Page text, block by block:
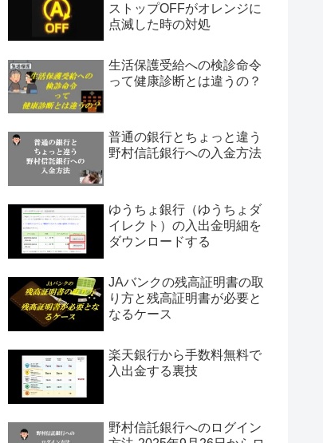
ストップOFFがオレンジに
点滅した時の対処
生活保護受給への検診命令
って健康診断とは違うの？
普通の銀行とちょっと違う
野村信託銀行への入金方法
ゆうちょ銀行（ゆうちょダ
イレクト）の入出金明細を
ダウンロードする
JAバンクの残高証明書の取
り方と残高証明書が必要と
なるケース
楽天銀行から手数料無料で
入出金する裏技
野村信託銀行へのログイン